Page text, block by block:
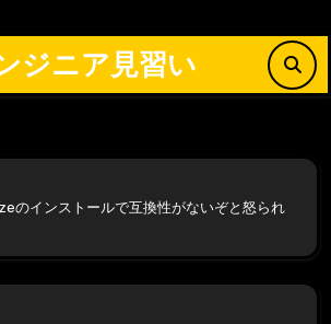
ジニア見習い
のインストールで互換性がないぞと怒られ